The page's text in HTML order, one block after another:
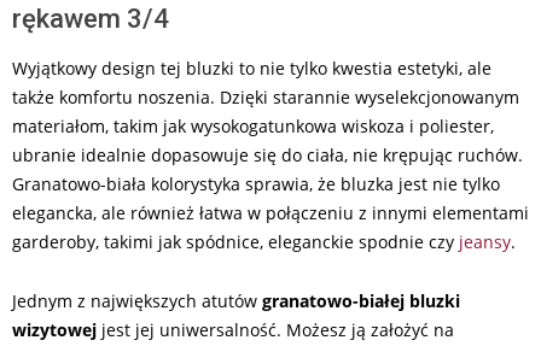
rękawem 3/4
Wyjątkowy design tej bluzki to nie tylko kwestia estetyki, ale
także komfortu noszenia. Dzięki starannie wyselekcjonowanym
materiałom, takim jak wysokogatunkowa wiskoza i poliester,
ubranie idealnie dopasowuje się do ciała, nie krępując ruchów.
Granatowo-biała kolorystyka sprawia, że bluzka jest nie tylko
elegancka, ale również łatwa w połączeniu z innymi elementami
garderoby, takimi jak spódnice, eleganckie spodnie czy jeansy.
Jednym z największych atutów granatowo-białej bluzki
wizytowej jest jej uniwersalność. Możesz ją założyć na